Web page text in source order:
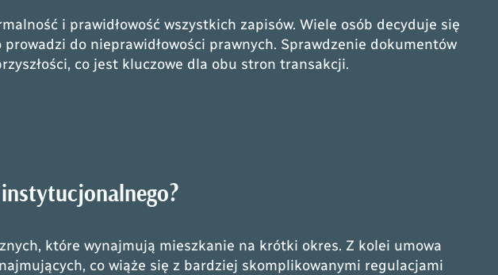
i prawidłowość wszystkich zapisów. Wiele osób decyduje się
do nieprawidłowości prawnych. Sprawdzenie dokumentów
co jest kluczowe dla obu stron transakcji.
które wynajmują mieszkanie na krótki okres. Z kolei umowa
co wiąże się z bardziej skomplikowanymi regulacjami